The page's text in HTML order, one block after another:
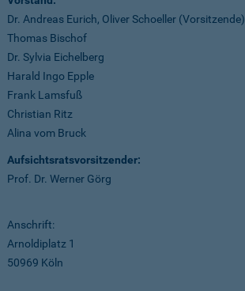
Dr. Andreas Eurich, Oliver Schoeller (Vorsitzende)
Thomas Bischof
Dr. Sylvia Eichelberg
Harald Ingo Epple
Frank Lamsfuß
Christian Ritz
Alina vom Bruck
Aufsichtsratsvorsitzender:
Prof. Dr. Werner Görg
Anschrift:
Arnoldiplatz 1
50969 Köln